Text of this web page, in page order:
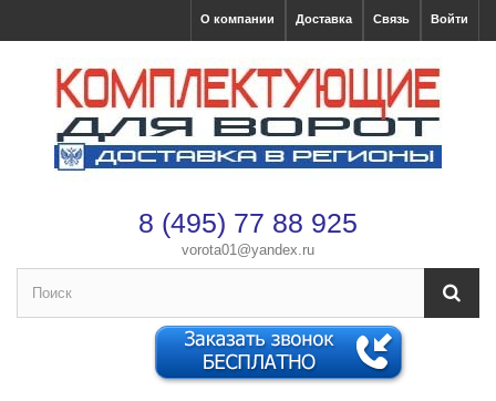
Войти
Связь
Доставка
О компании
8 (495) 77 88 925
vorota01@yandex.ru
Оформление заказа
После оформления заказа с вами свяжется менеджер